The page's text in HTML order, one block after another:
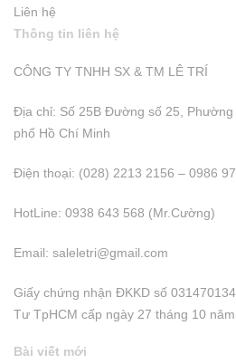
Liên hệ
Thông tin liên hệ
CÔNG TY TNHH SX & TM LÊ TRÍ
Địa chỉ: Số 25B Đường số 25,
phố Hồ Chí Minh
Điện thoại: (028) 2213 2156 – 0986
HotLine: 0938 643 568 (Mr.Cường)
Email: saleletri@gmail.com
Giấy chứng nhận ĐKKD số
Tư TpHCM cấp ngày 27 tháng 10
Bài viết mới